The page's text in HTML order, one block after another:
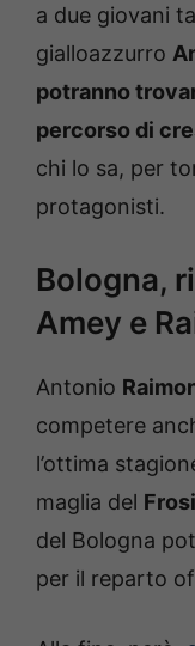
a due giovani
gialloazzurro
potranno
percorso di
chi lo sa, per
protagonisti.
Bologna,
Amey e
Antonio
competere
l’ottima
maglia del
del Bologna
per il reparto